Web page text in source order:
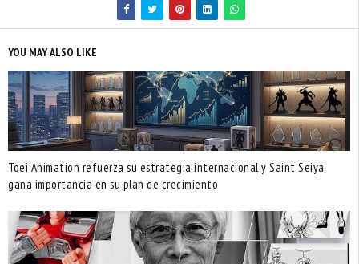
YOU MAY ALSO LIKE
Toei Animation refuerza su estrategia internacional y Saint Seiya
gana importancia en su plan de crecimiento